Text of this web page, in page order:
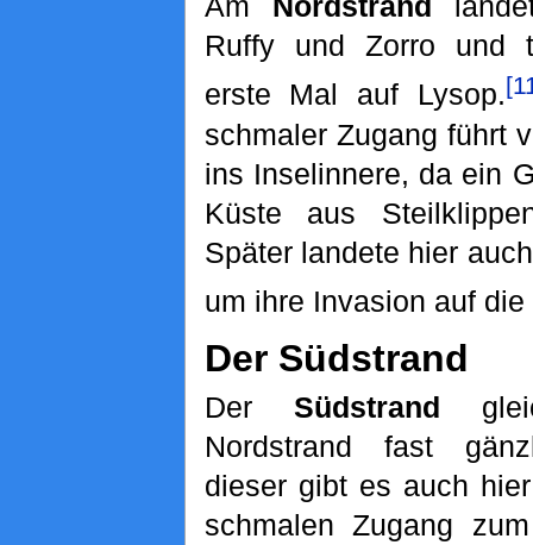
Ruffy und Zorro und
erste Mal auf Lysop.
schmaler Zugang führt
ins Inselinnere, da ein
Küste aus
Später landete hier
um ihre Invasion auf
Der Südstrand
DerSüdstrand
Nordstrand fast
dieser gibt es auch
schmalen Zugang